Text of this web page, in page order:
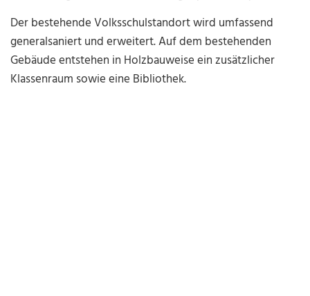
Der bestehende Volksschulstandort wird umfassend
generalsaniert und erweitert. Auf dem bestehenden
Gebäude entstehen in Holzbauweise ein zusätzlicher
Klassenraum sowie eine Bibliothek.